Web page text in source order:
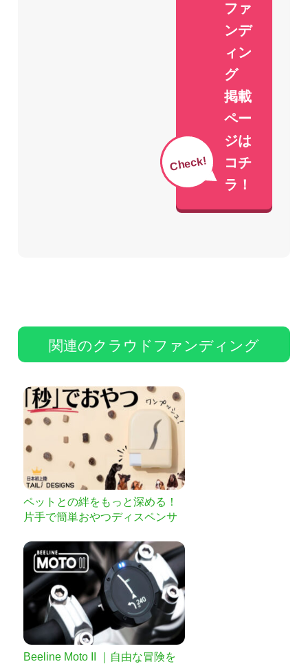
Check!
ファ
ンデ
ィン
グ
掲載
ペー
ジは
コチ
ラ！
関連のクラウドファンディング
ペットとの絆をもっと深める！
片手で簡単おやつディスペンサ
Beeline Moto II ｜自由な冒険を